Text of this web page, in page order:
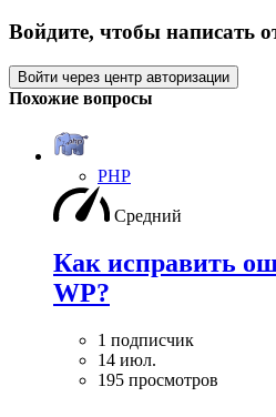
Войдите, чтобы написать
Войти через центр авторизации
Похожие вопросы
PHP
Средний
Как исправить
WP?
1 подписчик
14 июл.
195 просмотров